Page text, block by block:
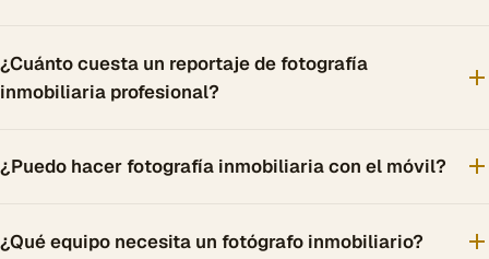
¿Cuánto cuesta un reportaje de fotografía
inmobiliaria profesional?
¿Puedo hacer fotografía inmobiliaria con el móvil?
¿Qué equipo necesita un fotógrafo inmobiliario?